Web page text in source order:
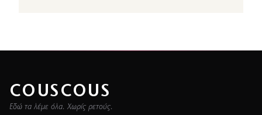
COUSCOUS
Εδώ τα λέμε όλα. Χωρίς ρετούς.